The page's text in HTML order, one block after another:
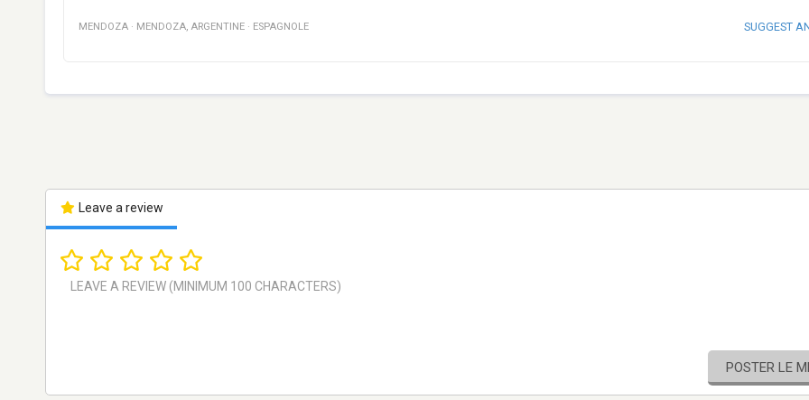
MENDOZA · MENDOZA, ARGENTINE · ESPAGNOLE SUGGEST
Leave a review
POSTER LE